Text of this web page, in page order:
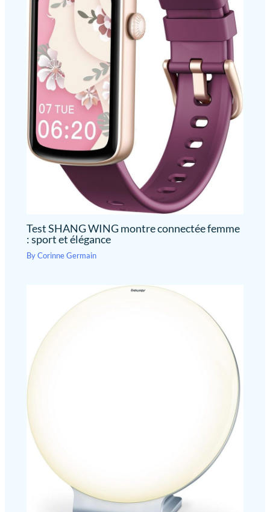
Test SHANG WING montre connectée femme
: sport et élégance
ByCorinne Germain